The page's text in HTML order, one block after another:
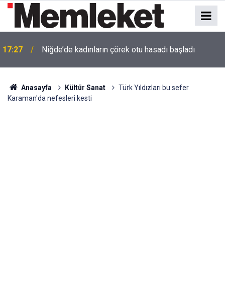
17:27
Niğde’de kadınların çörek otu hasadı başladı
17:26
Oldu!
Anasayfa Kültür Sanat
Türk Yıldızları bu sefer
Karaman'da nefesleri kesti